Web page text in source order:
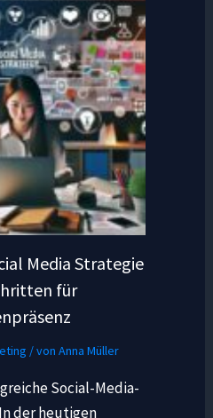
Media Strategie
für
/ von Anna Müller
Social-Media-
der heutigen